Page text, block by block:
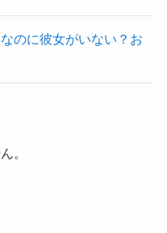
のに彼女がいない？お
。